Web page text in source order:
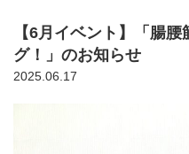
【6月イベント】「腸
グ！」のお知らせ
2025.06.17